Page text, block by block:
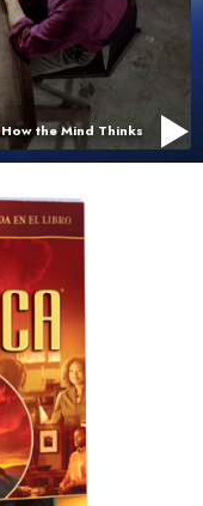
How the Mind Thinks